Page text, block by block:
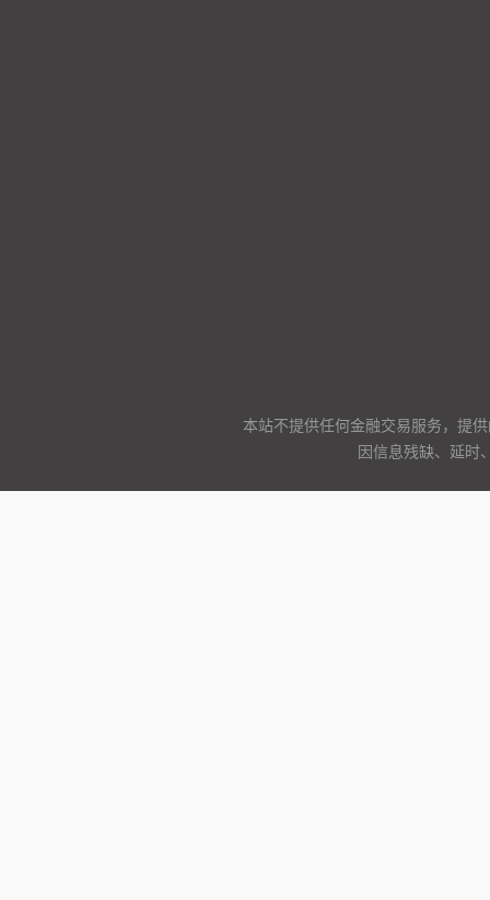
本站不提供任何金融交易服务，提
因信息残缺、延时